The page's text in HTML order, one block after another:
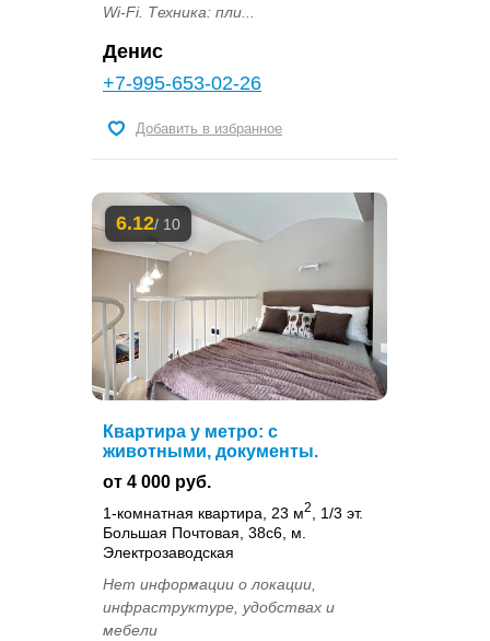
Wi-Fi. Техника: пли...
Денис
+7-995-653-02-26
Добавить в избранное
6.12/ 10
Квартира у метро: с
животными, документы.
от 4 000 руб.
1-комнатная квартира, 23 м2
, 1/3 эт.
Большая Почтовая, 38с6, м.
Электрозаводская
Нет информации о локации,
инфраструктуре, удобствах и
мебели